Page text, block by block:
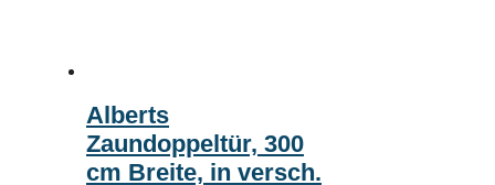
Alberts
Zaundoppeltür, 300
cm Breite, in versch.